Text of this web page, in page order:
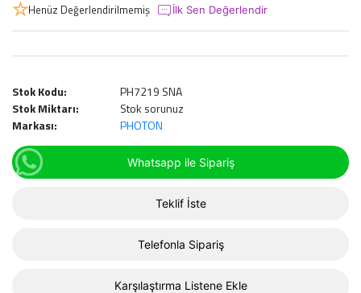
Henüz Değerlendirilmemiş İlk Sen Değerlendir
Stok Kodu:
PH7219 SNA
Stok Miktarı:
Stok sorunuz
Markası:
PHOTON
Whatsapp ile Sipariş
Teklif İste
Telefonla Sipariş
Karşılaştırma Listene Ekle